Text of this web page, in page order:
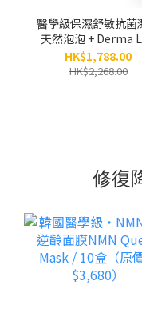
醫學級保濕舒敏抗菌
天然泡泡 + Derma
韓國保養級 泡沫潔面
各3支（原價$2,268
HK$1,788.00
HK$2,268.00
修復